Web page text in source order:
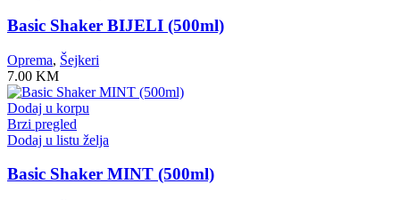
Basic Shaker BIJELI (500ml)
Oprema, Šejkeri
7.00 KM
Dodaj u korpu
Brzi pregled
Dodaj u listu želja
Basic Shaker MINT (500ml)